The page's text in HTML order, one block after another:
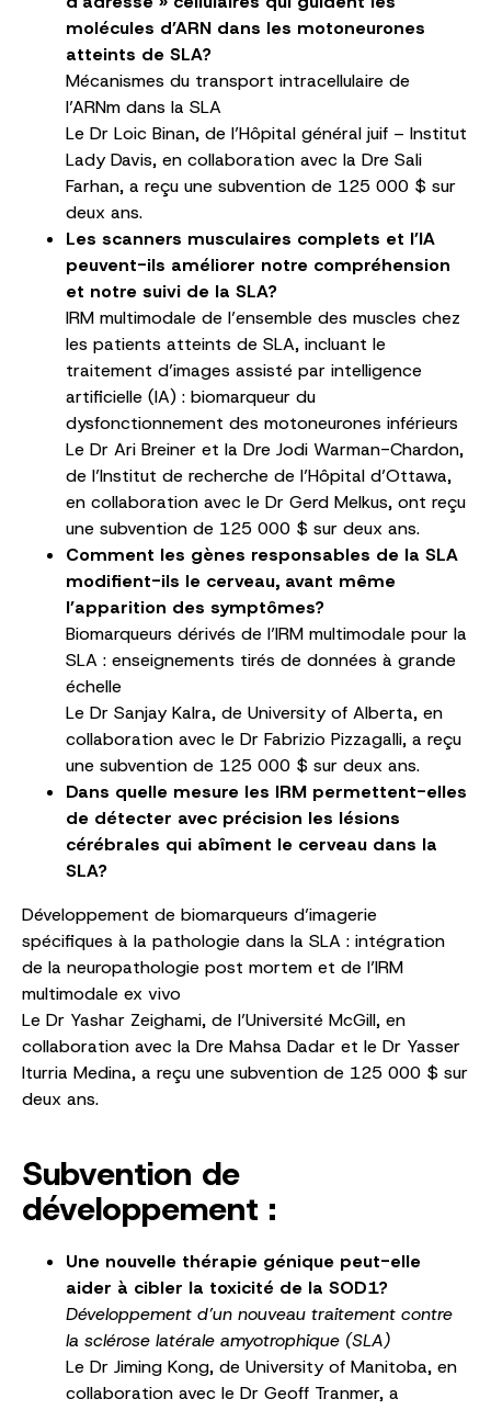
molécules d’ARN dans les motoneurones
atteints de SLA?
Mécanismes du transport intracellulaire de
l’ARNm dans la SLA
Le Dr Loic Binan, de l’Hôpital général juif – Institut
Lady Davis, en collaboration avec la Dre Sali
Farhan, a reçu une subvention de 125 000 $ sur
deux ans.
Les scanners musculaires complets et l’IA
peuvent-ils améliorer notre compréhension
et notre suivi de la SLA?
IRM multimodale de l’ensemble des muscles chez
les patients atteints de SLA, incluant le
traitement d’images assisté par intelligence
artificielle (IA) : biomarqueur du
dysfonctionnement des motoneurones inférieurs
Le Dr Ari Breiner et la Dre Jodi Warman-Chardon,
de l’Institut de recherche de l’Hôpital d’Ottawa,
en collaboration avec le Dr Gerd Melkus, ont reçu
une subvention de 125 000 $ sur deux ans.
Comment les gènes responsables de la SLA
modifient-ils le cerveau, avant même
l’apparition des symptômes?
Biomarqueurs dérivés de l’IRM multimodale pour la
SLA : enseignements tirés de données à grande
échelle
Le Dr Sanjay Kalra, de University of Alberta, en
collaboration avec le Dr Fabrizio Pizzagalli, a reçu
une subvention de 125 000 $ sur deux ans.
Dans quelle mesure les IRM permettent-elles
de détecter avec précision les lésions
cérébrales qui abîment le cerveau dans la
SLA?
Développement de biomarqueurs d’imagerie
spécifiques à la pathologie dans la SLA : intégration
de la neuropathologie post mortem et de l’IRM
multimodale ex vivo
Le Dr Yashar Zeighami, de l’Université McGill, en
collaboration avec la Dre Mahsa Dadar et le Dr Yasser
Iturria Medina, a reçu une subvention de 125 000 $ sur
deux ans.
Subvention de
développement :
Une nouvelle thérapie génique peut-elle
aider à cibler la toxicité de la SOD1?
Développement d’un nouveau traitement contre
la sclérose latérale amyotrophique (SLA)
Le Dr Jiming Kong, de University of Manitoba, en
collaboration avec le Dr Geoff Tranmer, a